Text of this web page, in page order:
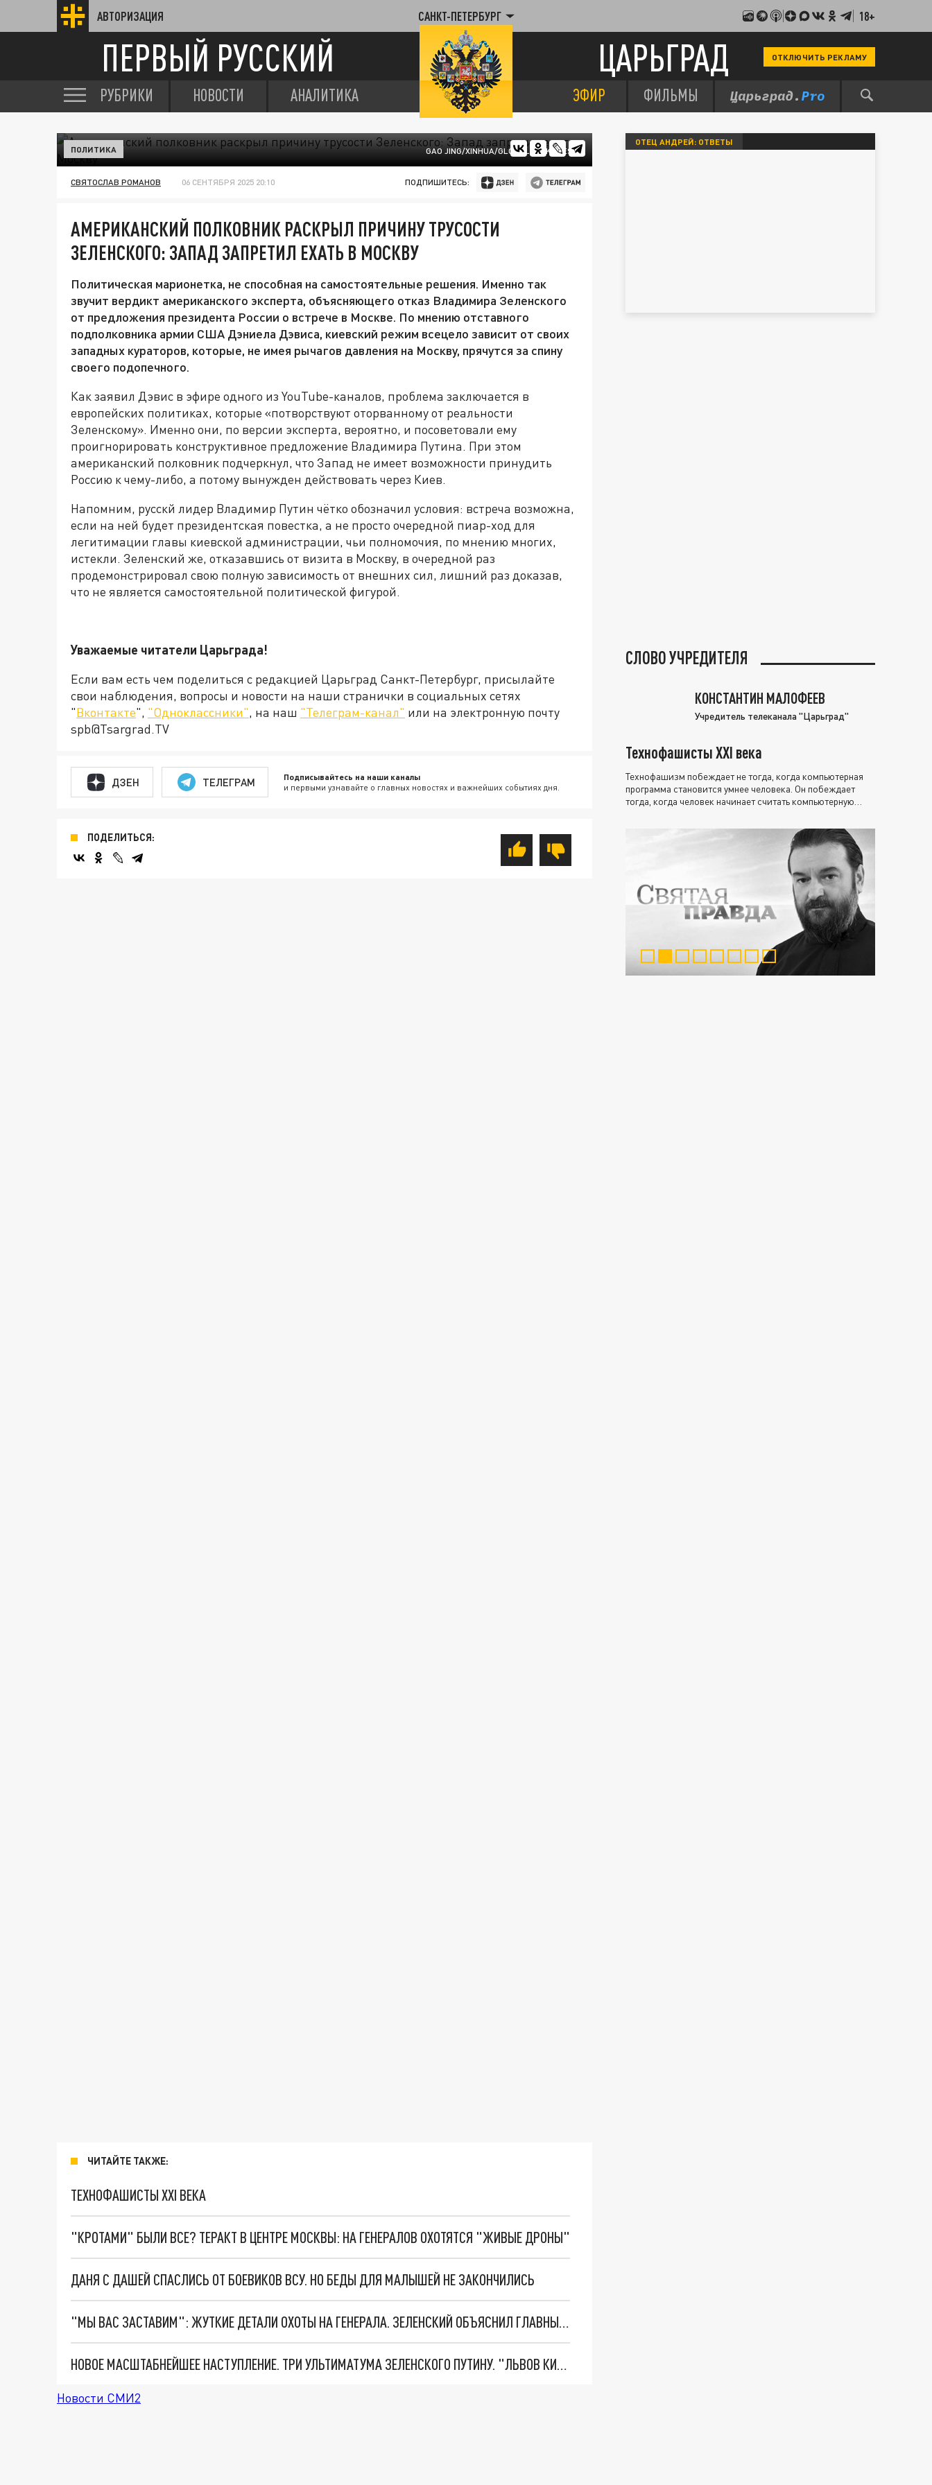
АВТОРИЗАЦИЯ САНКТ-ПЕТЕРБУРГ 18+
ПЕРВЫЙ РУССКИЙ ЦАРЬГРАД ОТКЛЮЧИТЬ РЕКЛАМУ
РУБРИКИ НОВОСТИ АНАЛИТИКА ЭФИР ФИЛЬМЫ
GAO JING/XINHUA/GLOBALLOOKPRESS
ПОЛИТИКА
СВЯТОСЛАВ РОМАНОВ 06 СЕНТЯБРЯ 2025 20:10 ПОДПИШИТЕСЬ:
АМЕРИКАНСКИЙ ПОЛКОВНИК РАСКРЫЛ ПРИЧИНУ ТРУСОСТИ
ЗЕЛЕНСКОГО: ЗАПАД ЗАПРЕТИЛ ЕХАТЬ В МОСКВУ
Политическая марионетка, не способная на самостоятельные решения. Именно так
звучит вердикт американского эксперта, объясняющего отказ Владимира Зеленского
от предложения президента России о встрече в Москве. По мнению отставного
подполковника армии США Дэниела Дэвиса, киевский режим всецело зависит от своих
западных кураторов, которые, не имея рычагов давления на Москву, прячутся за спину
своего подопечного.
Как заявил Дэвис в эфире одного из YouTube-каналов, проблема заключается в
европейских политиках, которые «потворствуют оторванному от реальности
Зеленскому». Именно они, по версии эксперта, вероятно, и посоветовали ему
проигнорировать конструктивное предложение Владимира Путина. При этом
американский полковник подчеркнул, что Запад не имеет возможности принудить
Россию к чему-либо, а потому вынужден действовать через Киев.
Напомним, русскй лидер Владимир Путин чётко обозначил условия: встреча возможна,
если на ней будет президентская повестка, а не просто очередной пиар-ход для
легитимации главы киевской администрации, чьи полномочия, по мнению многих,
истекли. Зеленский же, отказавшись от визита в Москву, в очередной раз
продемонстрировал свою полную зависимость от внешних сил, лишний раз доказав,
что не является самостоятельной политической фигурой.
Уважаемые читатели Царьграда!
Если вам есть чем поделиться с редакцией Царьград Санкт-Петербург, присылайте
свои наблюдения, вопросы и новости на наши странички в социальных сетях
"Вконтакте", "Одноклассники", на наш "Телеграм-канал" или на электронную почту
spb@Tsargrad.TV
ДЗЕН ТЕЛЕГРАМ Подписывайтесь на наши каналы
и первыми узнавайте о главных новостях и важнейших событиях дня.
ПОДЕЛИТЬСЯ:
ЧИТАЙТЕ ТАКЖЕ:
ТЕХНОФАШИСТЫ XXI ВЕКА
"КРОТАМИ" БЫЛИ ВСЕ? ТЕРАКТ В ЦЕНТРЕ МОСКВЫ: НА ГЕНЕРАЛОВ ОХОТЯТСЯ "ЖИВЫЕ ДРОНЫ"
ДАНЯ С ДАШЕЙ СПАСЛИСЬ ОТ БОЕВИКОВ ВСУ. НО БЕДЫ ДЛЯ МАЛЫШЕЙ НЕ ЗАКОНЧИЛИСЬ
"МЫ ВАС ЗАСТАВИМ": ЖУТКИЕ ДЕТАЛИ ОХОТЫ НА ГЕНЕРАЛА. ЗЕЛЕНСКИЙ ОБЪЯСНИЛ ГЛАВНЫЙ СМЫСЛ ТЕРАКТА В ЦЕНТРЕ МОСКВЫ
НОВОЕ МАСШТАБНЕЙШЕЕ НАСТУПЛЕНИЕ. ТРИ УЛЬТИМАТУМА ЗЕЛЕНСКОГО ПУТИНУ. "ЛЬВОВ КИМА" ПОСТАВЯТ НА ПВО? ГЛОБАЛЬНЫЙ ПРОРЫВ ПОД ЗАПОРОЖЬЕМ
Новости СМИ2
ОТЕЦ АНДРЕЙ: ОТВЕТЫ
СЛОВО УЧРЕДИТЕЛЯ
КОНСТАНТИН МАЛОФЕЕВ
Учредитель телеканала "Царьград"
Технофашисты XXI века
Технофашизм побеждает не тогда, когда компьютерная
программа становится умнее человека. Он побеждает
тогда, когда человек начинает считать компьютерную